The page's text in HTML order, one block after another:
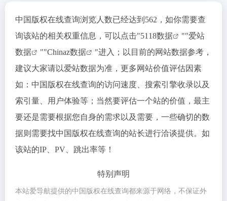
中国版权在线查询浏览人数已经达到562，如你需要查
询该站的相关权重信息，可以点击"5118数据 ""爱站
数据
""Chinaz数据
"进入；以目前的网站数据参考，
建议大家请以爱站数据为准，更多网站价值评估因素
如：中国版权在线查询的访问速度、搜索引擎收录以及
索引量、用户体验等；当然要评估一个站的价值，最主
要还是需要根据您自身的需求以及需要，一些确切的数
据则需要找中国版权在线查询的站长进行洽谈提供。如
该站的IP、PV、跳出率等！
特别声明
本站爱导航提供的中国版权在线查询都来源于网络，不保证外